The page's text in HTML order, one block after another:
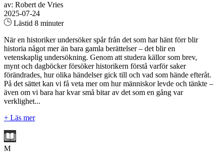
av: Robert de Vries
2025-07-24
Lästid 8 minuter
När en historiker undersöker spår från det som har hänt förr blir
historia något mer än bara gamla berättelser – det blir en
vetenskaplig undersökning. Genom att studera källor som brev,
mynt och dagböcker försöker historikern förstå varför saker
förändrades, hur olika händelser gick till och vad som hände efteråt.
På det sättet kan vi få veta mer om hur människor levde och tänkte –
även om vi bara har kvar små bitar av det som en gång var
verklighet...
+ Läs mer
M